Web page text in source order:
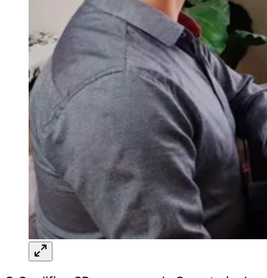
Panorama Econômico
Panorama Econômico
Para Sua Empresa
Anuncie no Portal
Verificar EmpresaNovo
Anunciar Vagas
Novo
Publicidade Legal
NBA
NFL
Fórmula 1
UFC
Tênis (ATP)
MLB
Vôlei
NBB
Competições de Futebol
Brasileirão Série A